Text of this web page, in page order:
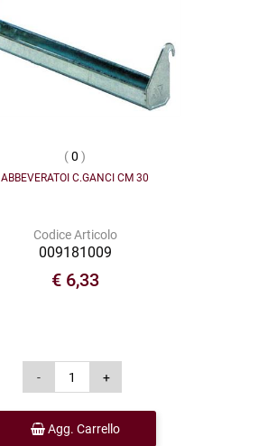
(0 )
ABBEVERATOI C.GANCI CM 30
Codice Articolo
009181009
€ 6,33
Agg. Carrello